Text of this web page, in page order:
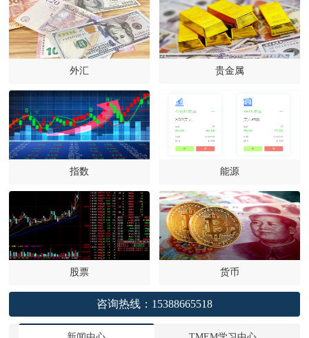
外汇 贵金属
指数 能源
股票 货币
咨询热线： 15388665518